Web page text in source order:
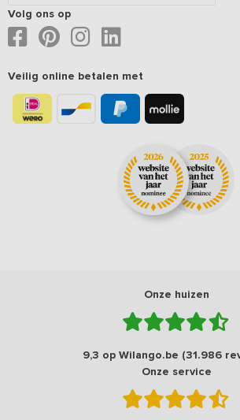
Volg ons op
Veilig online betalen met
Onze huizen
9,3 op Wilango.be (31.986
Onze service